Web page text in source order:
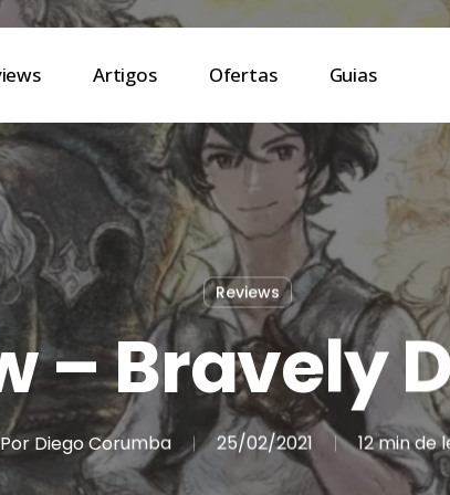
Artigos Ofertas Guias
Reviews
– Bravely
Por Diego Corumba 25/02/2021 12 min de